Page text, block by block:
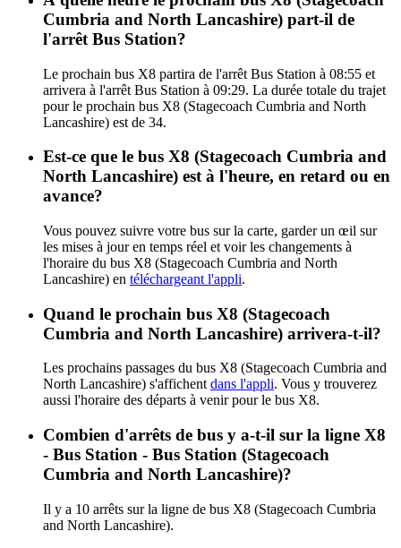
Cumbria and North Lancashire) part-il de
l'arrêt Bus Station?
Le prochain bus X8 partira de l'arrêt Bus Station à 08:55 et
arrivera à l'arrêt Bus Station à 09:29. La durée totale du trajet
pour le prochain bus X8 (Stagecoach Cumbria and North
Lancashire) est de 34.
Est-ce que le bus X8 (Stagecoach Cumbria and
North Lancashire) est à l'heure, en retard ou en
avance?
Vous pouvez suivre votre bus sur la carte, garder un œil sur
les mises à jour en temps réel et voir les changements à
l'horaire du bus X8 (Stagecoach Cumbria and North
Lancashire) en téléchargeant l'appli.
Quand le prochain bus X8 (Stagecoach
Cumbria and North Lancashire) arrivera-t-il?
Les prochains passages du bus X8 (Stagecoach Cumbria and
North Lancashire) s'affichent dans l'appli. Vous y trouverez
aussi l'horaire des départs à venir pour le bus X8.
Combien d'arrêts de bus y a-t-il sur la ligne X8
- Bus Station - Bus Station (Stagecoach
Cumbria and North Lancashire)?
Il y a 10 arrêts sur la ligne de bus X8 (Stagecoach Cumbria
and North Lancashire).